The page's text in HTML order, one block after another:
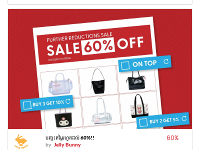
បញ្ចុះតម្លៃរហូតដល់ 60%!!
by Jelly Bunny
60%